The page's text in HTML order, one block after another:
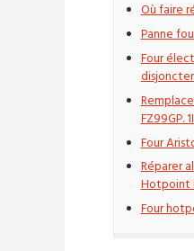
Où faire
Panne
Four
FZ99GP.
Four
Réparer
Hotpoint
Four